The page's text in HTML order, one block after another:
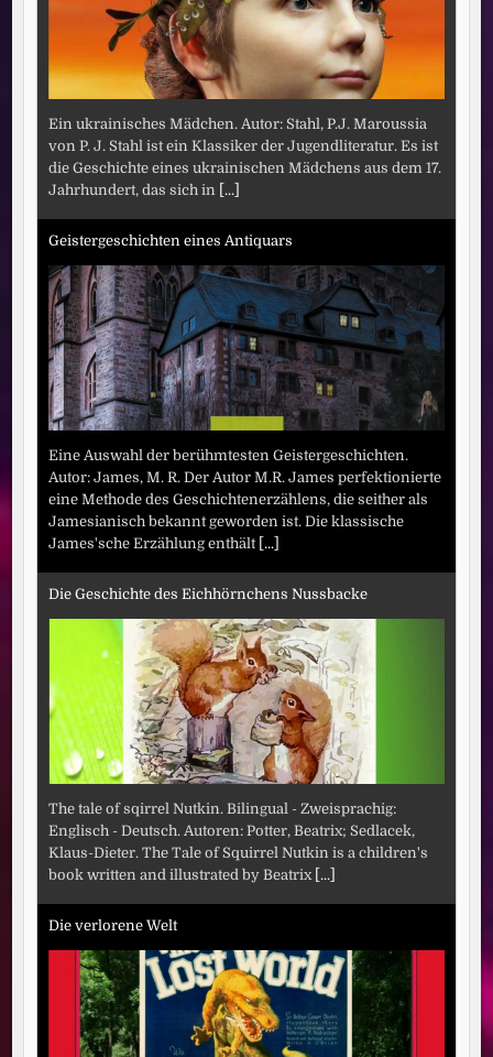
Ein ukrainisches Mädchen. Autor: Stahl, P.J. Maroussia
von P. J. Stahl ist ein Klassiker der Jugendliteratur. Es ist
die Geschichte eines ukrainischen Mädchens aus dem 17.
Jahrhundert, das sich in [...]
Geistergeschichten eines Antiquars
Eine Auswahl der berühmtesten Geistergeschichten.
Autor: James, M. R. Der Autor M.R. James perfektionierte
eine Methode des Geschichtenerzählens, die seither als
Jamesianisch bekannt geworden ist. Die klassische
James'sche Erzählung enthält [...]
Die Geschichte des Eichhörnchens Nussbacke
The tale of sqirrel Nutkin. Bilingual - Zweisprachig:
Englisch - Deutsch. Autoren: Potter, Beatrix; Sedlacek,
Klaus-Dieter. The Tale of Squirrel Nutkin is a children's
book written and illustrated by Beatrix [...]
Die verlorene Welt